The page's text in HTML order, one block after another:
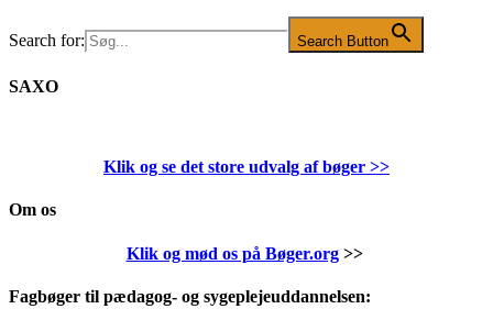
Search for: Search Button
SAXO
Klik og se det store udvalg af bøger >>
Om os
Klik og mød os på Bøger.org>>
Fagbøger til pædagog- og sygeplejeuddannelsen: